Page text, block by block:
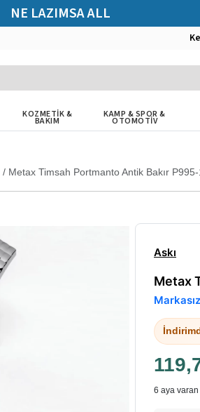
NE LAZIMSA ALL
KOZMETİK &
BAKIM
KAMP & SPOR &
OTOMOTİV
/ Metax Timsah Portmanto Antik Bakır
Askı
Metax
Markasız
6 aya varan